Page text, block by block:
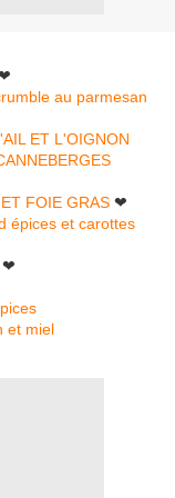
au parmesan
ET L'OIGNON
FOIE GRAS ❤
épices et carottes
❤
et miel